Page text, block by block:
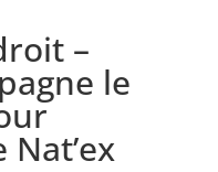
–
le